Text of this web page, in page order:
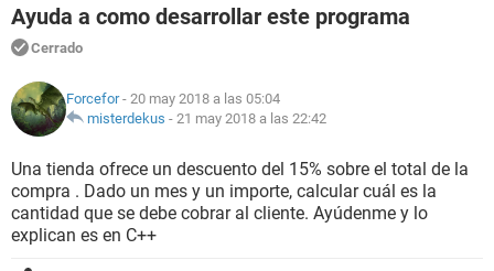
Ayuda a como desarrollar este programa
Cerrado
Forcefor- 20 may 2018 a las 05:04
misterdekus - 21 may 2018 a las 22:42
Una tienda ofrece un descuento del 15% sobre el total de la
compra . Dado un mes y un importe, calcular cuál es la
cantidad que se debe cobrar al cliente. Ayúdenme y lo
explican es en C++